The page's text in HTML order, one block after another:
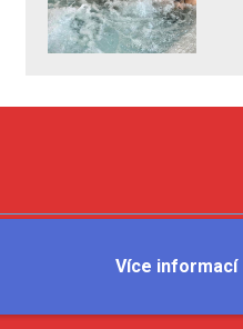
Více informací